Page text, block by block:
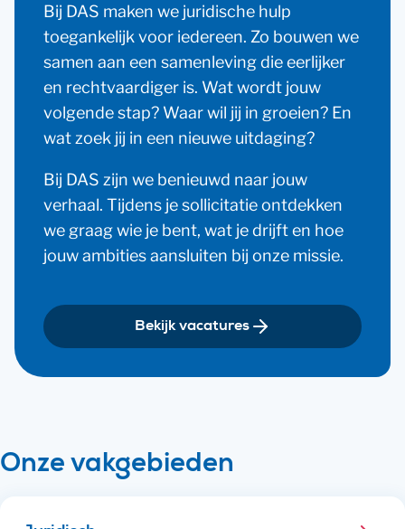
Bij DAS maken we juridische hulp
toegankelijk voor iedereen. Zo bouwen we
samen aan een samenleving die eerlijker
en rechtvaardiger is. Wat wordt jouw
volgende stap? Waar wil jij in groeien? En
wat zoek jij in een nieuwe uitdaging?
Bij DAS zijn we benieuwd naar jouw
verhaal. Tijdens je sollicitatie ontdekken
we graag wie je bent, wat je drijft en hoe
jouw ambities aansluiten bij onze missie.
Bekijk vacatures
Onze vakgebieden